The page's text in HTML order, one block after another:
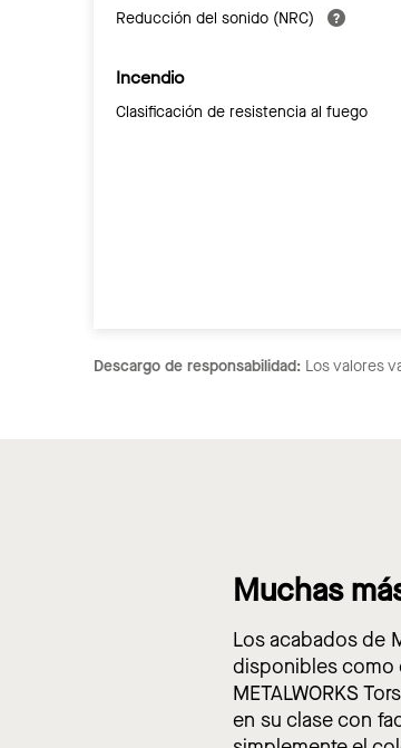
Reducción del sonido (NRC)
Incendio
Clasificación de resistencia al fuego
Descargo de responsabilidad: Los valores
Muchas
Los acabados de
disponibles como
METALWORKS
en su clase con